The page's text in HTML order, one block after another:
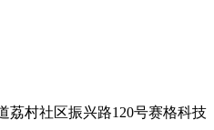
荔村社区振兴路120号赛格科技